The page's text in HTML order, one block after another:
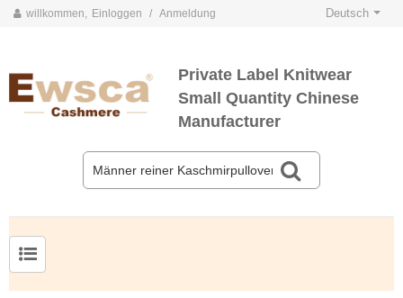
willkommen, Einloggen / Anmeldung Deutsch
Private Label Knitwear
Small Quantity Chinese
Manufacturer